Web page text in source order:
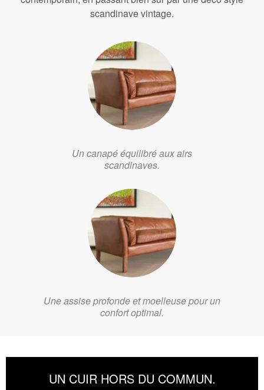
scandinave vintage.
Un canapé équilibré aux airs
scandinaves.
Une assise profonde et moelleuse pour un
confort optimal.
UN CUIR HORS DU COMMUN.